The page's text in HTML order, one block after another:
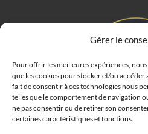
Gérer le
Pour offrir les meilleures expériences,
que les cookies pour stocker et/ou
fait de consentir à ces technologies nous
telles que le comportement de navigation
ne pas consentir ou de retirer son
certaines caractéristiques et fonctions.